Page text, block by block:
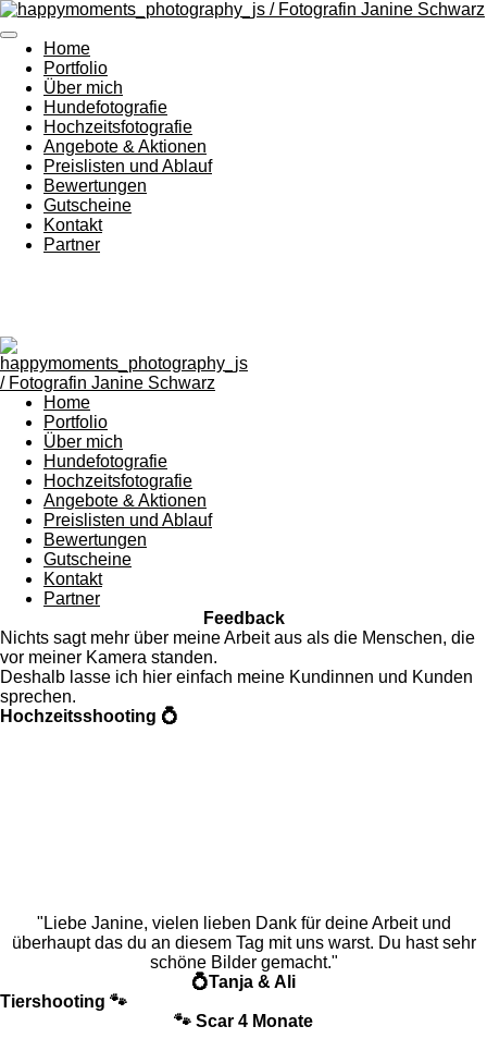
Zum
Hauptinhalt
springen
Home
Portfolio
Über mich
Hundefotografie
Hochzeitsfotografie
Angebote & Aktionen
Preislisten und Ablauf
Bewertungen
Gutscheine
Kontakt
Partner
Home
Portfolio
Über mich
Hundefotografie
Hochzeitsfotografie
Angebote & Aktionen
Preislisten und Ablauf
Bewertungen
Gutscheine
Kontakt
Partner
Feedback
Nichts sagt mehr über meine Arbeit aus als die Menschen, die
vor meiner Kamera standen.
Deshalb lasse ich hier einfach meine Kundinnen und Kunden
sprechen.
Hochzeitsshooting 💍
"Liebe Janine, vielen lieben Dank für deine Arbeit und
überhaupt das du an diesem Tag mit uns warst. Du hast sehr
schöne Bilder gemacht."
💍Tanja & Ali
Tiershooting 🐾
🐾 Scar 4 Monate